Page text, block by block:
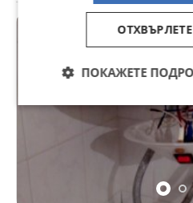
ПОКАЖЕТЕ